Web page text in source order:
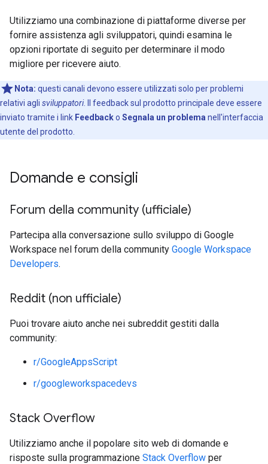
Utilizziamo una combinazione di piattaforme diverse per
fornire assistenza agli sviluppatori, quindi esamina le
opzioni riportate di seguito per determinare il modo
migliore per ricevere aiuto.
Nota: questi canali devono essere utilizzati solo per problemi
relativi agli sviluppatori. Il feedback sul prodotto principale deve essere
inviato tramite i link Feedbacko Segnala un problema nell'interfaccia
utente del prodotto.
Domande e consigli
Forum della community (ufficiale)
Partecipa alla conversazione sullo sviluppo di Google
Workspace nel forum della community Google Workspace
Developers.
Reddit (non ufficiale)
Puoi trovare aiuto anche nei subreddit gestiti dalla
community:
r/GoogleAppsScript
r/googleworkspacedevs
Stack Overflow
Utilizziamo anche il popolare sito web di domande e
risposte sulla programmazione Stack Overflow per